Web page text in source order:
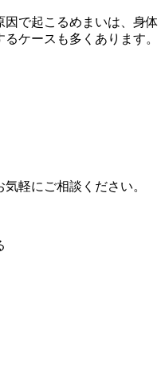
因で起こるめまいは、身体
ケースも多くあります。
軽にご相談ください。